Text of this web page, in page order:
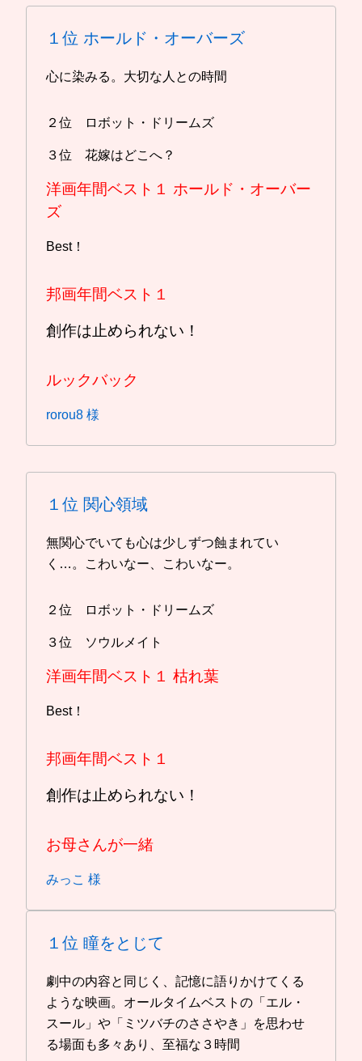
１位 ホールド・オーバーズ
心に染みる。大切な人との時間
２位 ロボット・ドリームズ
３位 花嫁はどこへ？
洋画年間ベスト１ ホールド・オーバー
ズ
Best！
邦画年間ベスト１
創作は止められない！
ルックバック
rorou8 様
１位 関心領域
無関心でいても心は少しずつ蝕まれてい
く…。こわいなー、こわいなー。
２位 ロボット・ドリームズ
３位 ソウルメイト
洋画年間ベスト１ 枯れ葉
Best！
邦画年間ベスト１
創作は止められない！
お母さんが一緒
みっこ 様
１位 瞳をとじて
劇中の内容と同じく、記憶に語りかけてくる
ような映画。オールタイムベストの「エル・
スール」や「ミツバチのささやき」を思わせ
る場面も多々あり、至福な３時間